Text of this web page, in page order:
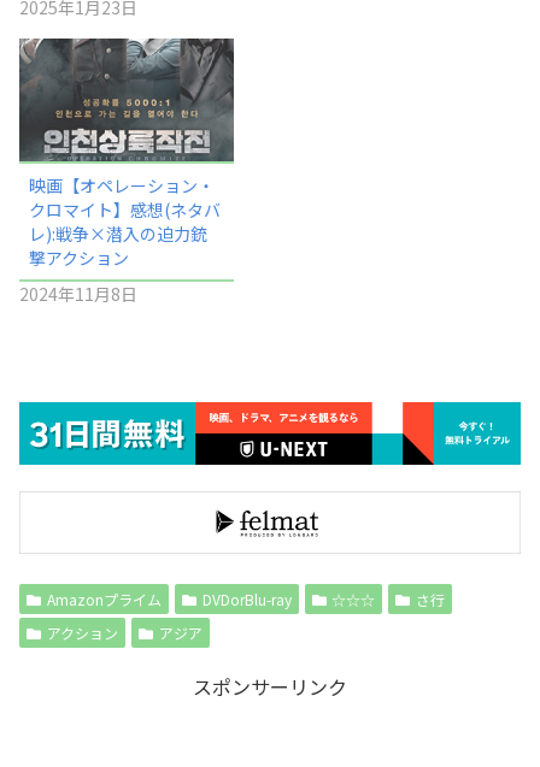
2025年1月23日
映画【オペレーション・
クロマイト】感想(ネタバ
レ):戦争×潜入の迫力銃
撃アクション
2024年11月8日
Amazonプライム DVDorBlu-ray ☆☆☆
さ行
アクション
アジア
スポンサーリンク